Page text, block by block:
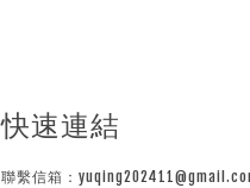
快速連結
聯繫信箱：